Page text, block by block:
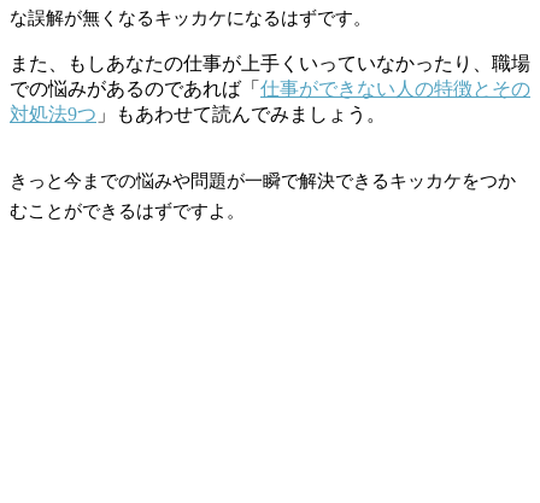
な誤解が無くなるキッカケになるはずです。
また、もしあなたの仕事が上手くいっていなかったり、職場
での悩みがあるのであれば「 仕事ができない人の特徴とその
対処法9つ 」もあわせて読んでみましょう。
きっと今までの悩みや問題が一瞬で解決できるキッカケをつか
むことができるはずですよ。